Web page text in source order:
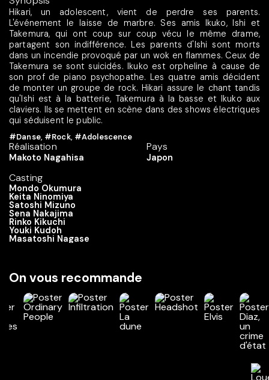
Hikari, un adolescent, vient de perdre ses parents.
L'événement le laisse de marbre. Ses amis Ikuko, Ishi et
Takemura, qui ont coup sur coup vécu le même drame,
partagent son indifférence. Les parents d'Ishi sont morts
dans un incendie provoqué par un wok en flammes. Ceux de
Takemura se sont suicidés. Ikuko est orpheline à cause de
son prof de piano psychopathe. Les quatre amis décident
de monter un groupe de rock. Hikari assure le chant tandis
qu'Ishi est à la batterie, Takemura à la basse et Ikuko aux
claviers. Ils se mettent en scène dans des shows électriques
qui séduisent le public.
#Danse, #Rock, #Adolescence
Réalisation
Makoto Nagahisa
Casting
Mondo Okumura
Keita Ninomiya
Satoshi Mizuno
Sena Nakajima
Rinko Kikuchi
Youki Kudoh
Masatoshi Nagase
Pays
Japon
On vous recommande